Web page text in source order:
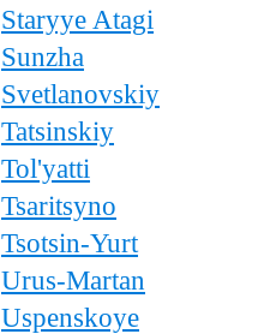
Staryye Atagi
Sunzha
Svetlanovskiy
Tatsinskiy
Tol'yatti
Tsaritsyno
Tsotsin-Yurt
Urus-Martan
Uspenskoye